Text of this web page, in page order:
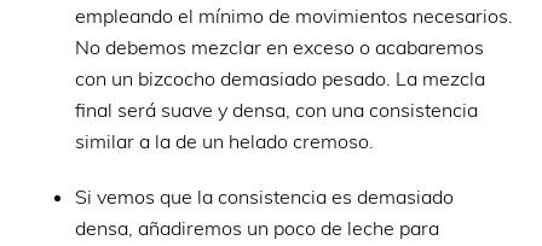
empleando el mínimo de movimientos necesarios.
No debemos mezclar en exceso o acabaremos
con un bizcocho demasiado pesado. La mezcla
final será suave y densa, con una consistencia
similar a la de un helado cremoso.
Si vemos que la consistencia es demasiado
densa, añadiremos un poco de leche para